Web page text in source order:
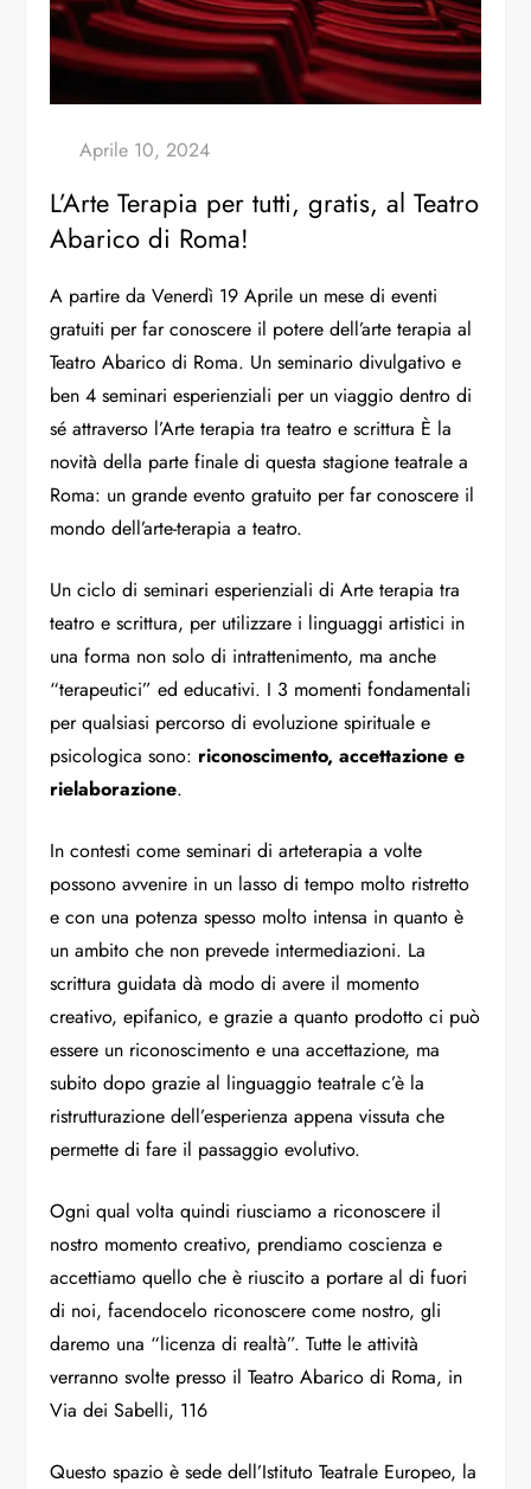
L’Arte Terapia per tutti, gratis, al Teatro
Abarico di Roma!
A partire da Venerdì 19 Aprile un mese di eventi
gratuiti per far conoscere il potere dell’arte terapia al
Teatro Abarico di Roma. Un seminario divulgativo e
ben 4 seminari esperienziali per un viaggio dentro di
sé attraverso l’Arte terapia tra teatro e scrittura È la
novità della parte finale di questa stagione teatrale a
Roma: un grande evento gratuito per far conoscere il
mondo dell’arte-terapia a teatro.
Un ciclo di seminari esperienziali diArte terapia tra
teatro e scrittura, per utilizzare i linguaggi artistici in
una forma non solo di intrattenimento, ma anche
“terapeutici” ed educativi. I 3 momenti fondamentali
per qualsiasi percorso di evoluzione spirituale e
psicologica sono: riconoscimento, accettazione e
rielaborazione.
In contesti come seminari di arteterapia a volte
possono avvenire in un lasso di tempo molto ristretto
e con una potenza spesso molto intensa in quanto è
un ambito che non prevede intermediazioni. La
scrittura guidata dà modo di avere il momento
creativo, epifanico, e grazie a quanto prodotto ci può
essere un riconoscimento e una accettazione, ma
subito dopo grazie al linguaggio teatrale c’è la
ristrutturazione dell’esperienza appena vissuta che
permette di fare il passaggio evolutivo.
Ogni qual volta quindi riusciamo a riconoscere il
nostro momento creativo, prendiamo coscienza e
accettiamo quello che è riuscito a portare al di fuori
di noi, facendocelo riconoscere come nostro, gli
daremo una “licenza di realtà”. Tutte le attività
verranno svolte presso il Teatro Abarico di Roma, in
Via dei Sabelli, 116
Questo spazio è sede dell’Istituto Teatrale Europeo, la